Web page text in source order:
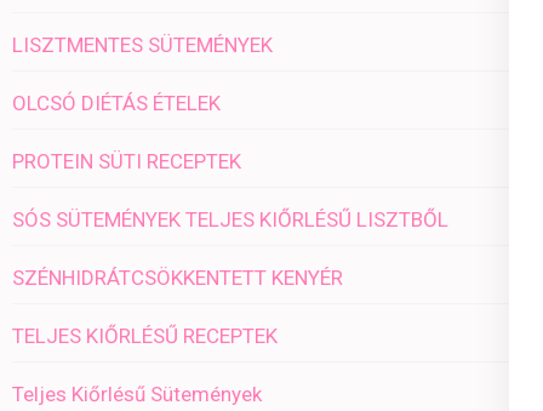
LISZTMENTES SÜTEMÉNYEK
OLCSÓ DIÉTÁS ÉTELEK
PROTEIN SÜTI RECEPTEK
SÓS SÜTEMÉNYEK TELJES KIŐRLÉSŰ LISZTBŐL
SZÉNHIDRÁTCSÖKKENTETT KENYÉR
TELJES KIŐRLÉSŰ RECEPTEK
Teljes Kiőrlésű Sütemények